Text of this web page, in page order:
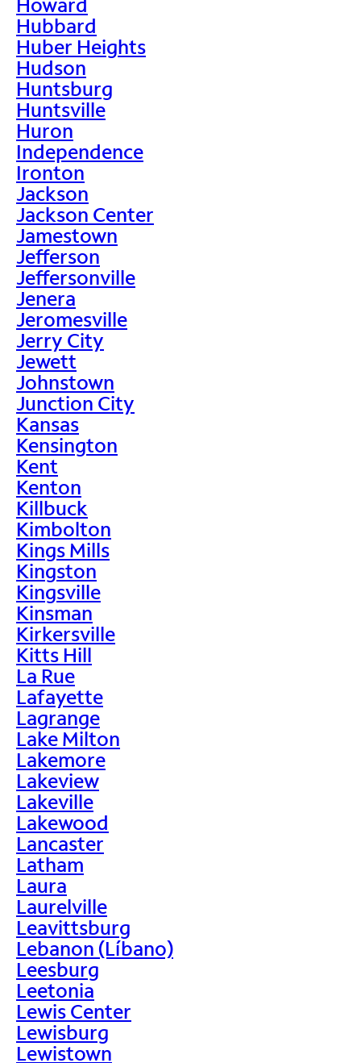
Hubbard
Huber Heights
Hudson
Huntsburg
Huntsville
Huron
Independence
Ironton
Jackson
Jackson Center
Jamestown
Jefferson
Jeffersonville
Jenera
Jeromesville
Jerry City
Jewett
Johnstown
Junction City
Kansas
Kensington
Kent
Kenton
Killbuck
Kimbolton
Kings Mills
Kingston
Kingsville
Kinsman
Kirkersville
Kitts Hill
La Rue
Lafayette
Lagrange
Lake Milton
Lakemore
Lakeview
Lakeville
Lakewood
Lancaster
Latham
Laura
Laurelville
Leavittsburg
Lebanon (Líbano)
Leesburg
Leetonia
Lewis Center
Lewisburg
Lewistown